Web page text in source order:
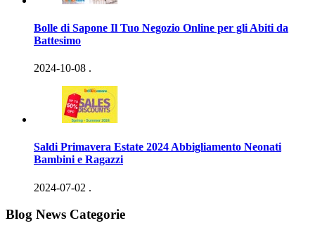
Bolle di Sapone Il Tuo Negozio Online per gli Abiti da
Battesimo
2024-10-08 .
Saldi Primavera Estate 2024 Abbigliamento Neonati
Bambini e Ragazzi
2024-07-02 .
Blog News Categorie